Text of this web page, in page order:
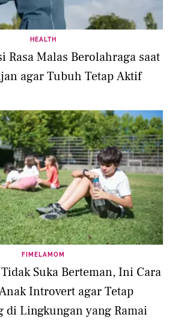
HEALTH
Rasa Malas Berolahraga saat
agar Tubuh Tetap Aktif
FIMELAMOM
Suka Berteman, Ini Cara
Introvert agar Tetap
di Lingkungan yang Ramai